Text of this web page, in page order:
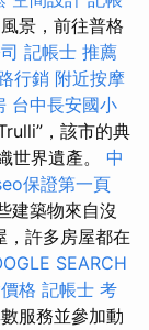
景，前往普格
記帳士 推薦
行銷 附近按摩
台中長安國小
，該市的典
世界遺產。 中
保證第一頁
建築物來自沒
，許多房屋都在
SEARCH
格 記帳士 考
服務並參加動